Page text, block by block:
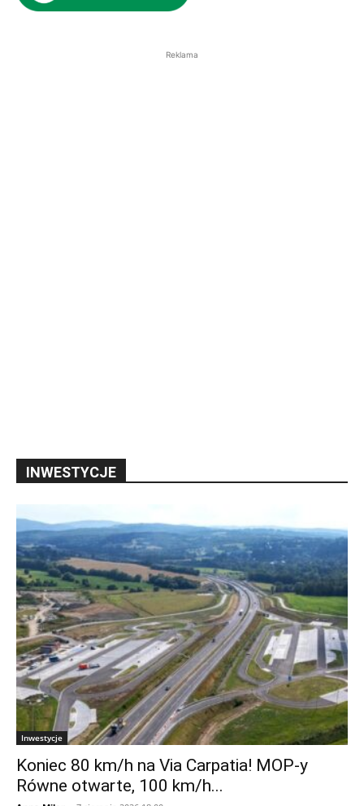
Reklama
INWESTYCJE
Inwestycje
Koniec 80 km/h na Via Carpatia! MOP-y
Równe otwarte, 100 km/h...